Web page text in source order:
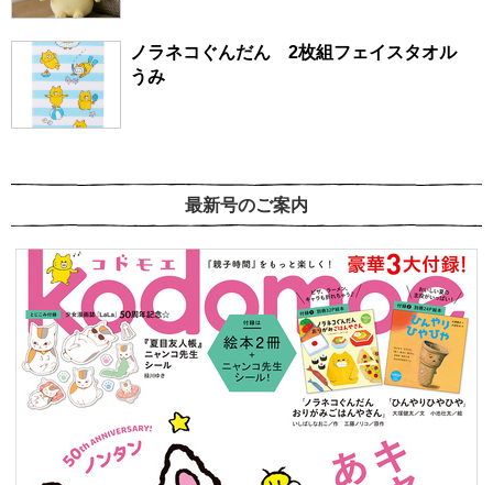
ノラネコぐんだん 2枚組フェイスタオル
うみ
最新号のご案内